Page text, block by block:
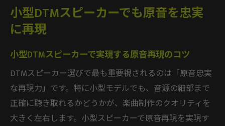
小型DTMスピーカーでも原音を忠実
に再現
小型DTMスピーカーで実現する原音再現のコツ
DTMスピーカー選びで最も重要視されるのは「原音忠実
な再現力」です。特に小型モデルでも、音源の細部まで
正確に聴き取れるかどうかが、楽曲制作のクオリティを
大きく左右します。小型スピーカーで原音再現を実現す